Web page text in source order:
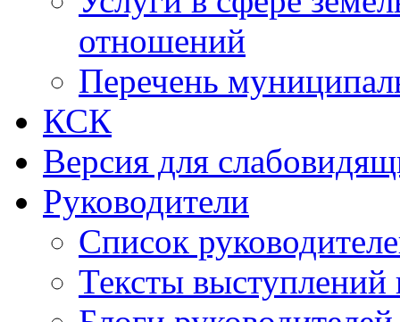
отношений
Перечень
КСК
Версия для
Руководители
Список
Тексты выступлений